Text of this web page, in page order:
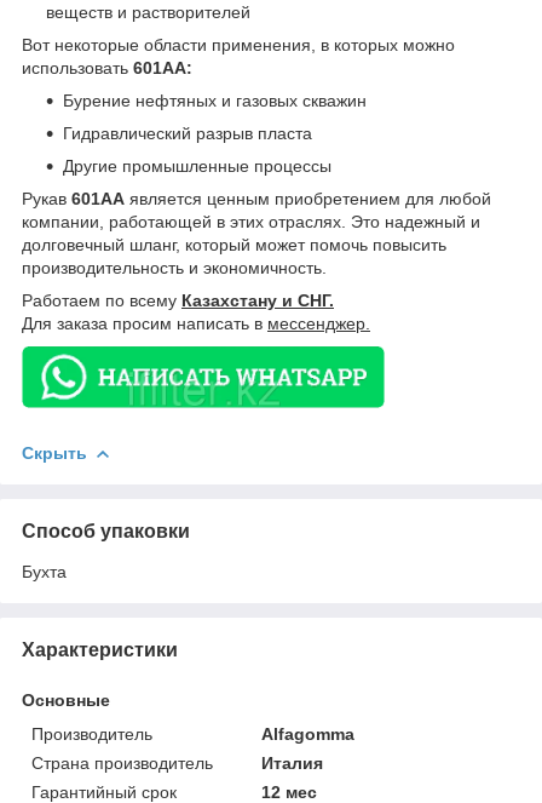
веществ и растворителей
Вот некоторые области применения, в которых можно
использовать 601AA:
Бурение нефтяных и газовых скважин
Гидравлический разрыв пласта
Другие промышленные процессы
Рукав 601AA является ценным приобретением для любой
компании, работающей в этих отраслях. Это надежный и
долговечный шланг, который может помочь повысить
производительность и экономичность.
Работаем по всему Казахстану и СНГ.
Для заказа просим написать в мессенджер.
Скрыть
Способ упаковки
Бухта
Характеристики
Основные
Производитель
Alfagomma
Страна производитель
Италия
Гарантийный срок
12 мес